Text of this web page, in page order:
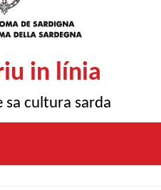
in línia
sa cultura sarda